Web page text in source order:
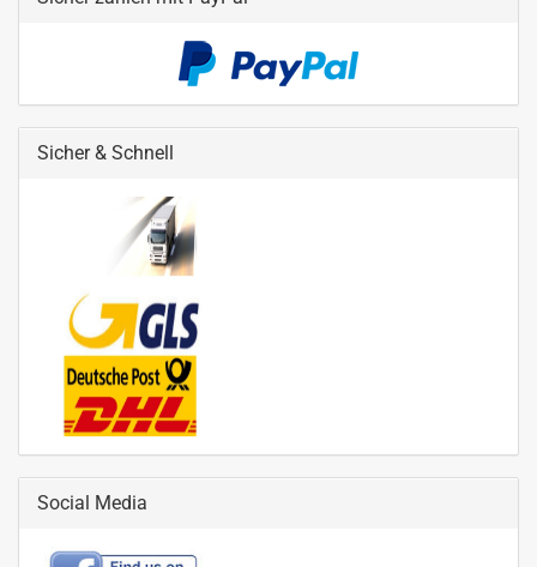
Sicher & Schnell
Social Media